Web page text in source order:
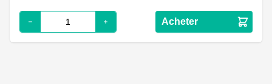
Acheter